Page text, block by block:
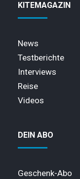
KITEMAGAZIN
News
Testberichte
Interviews
Reise
Videos
DEIN ABO
Geschenk-Abo